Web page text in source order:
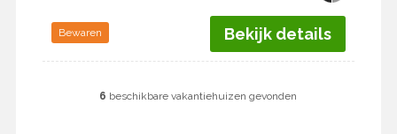
Bewaren Bekijk details
6 beschikbare vakantiehuizen gevonden